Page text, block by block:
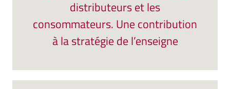
distributeurs et les
consommateurs. Une contribution
à la stratégie de l’enseigne